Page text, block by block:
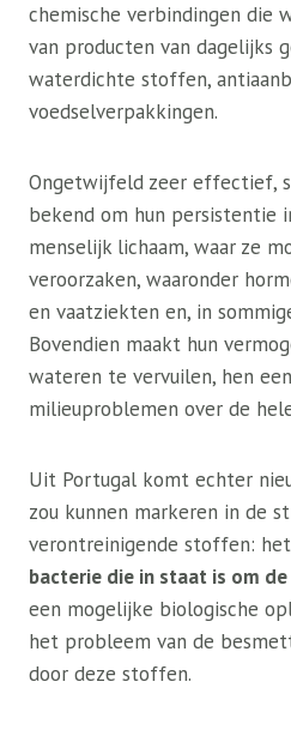
chemische verbindingen die
van producten van dagelijks
waterdichte stoffen,
voedselverpakkingen.
Ongetwijfeld zeer effectief,
bekend om hun persistentie
menselijk lichaam, waar ze
veroorzaken, waaronder
en vaatziekten en, in
Bovendien maakt hun
wateren te vervuilen, hen
milieuproblemen over de
Uit Portugal komt echter
zou kunnen markeren in de
verontreinigende stoffen:
bacterie die in staat is om de
een mogelijke biologische
het probleem van de
door deze stoffen.